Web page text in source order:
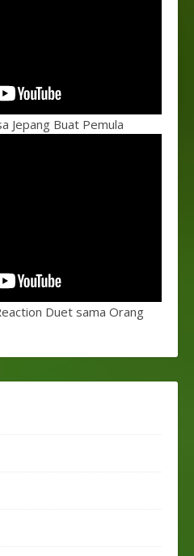
Jepang Buat Pemula
Duet sama Orang